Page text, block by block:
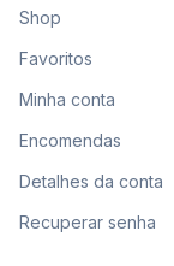
Shop
Favoritos
Minha conta
Encomendas
Detalhes da conta
Recuperar senha